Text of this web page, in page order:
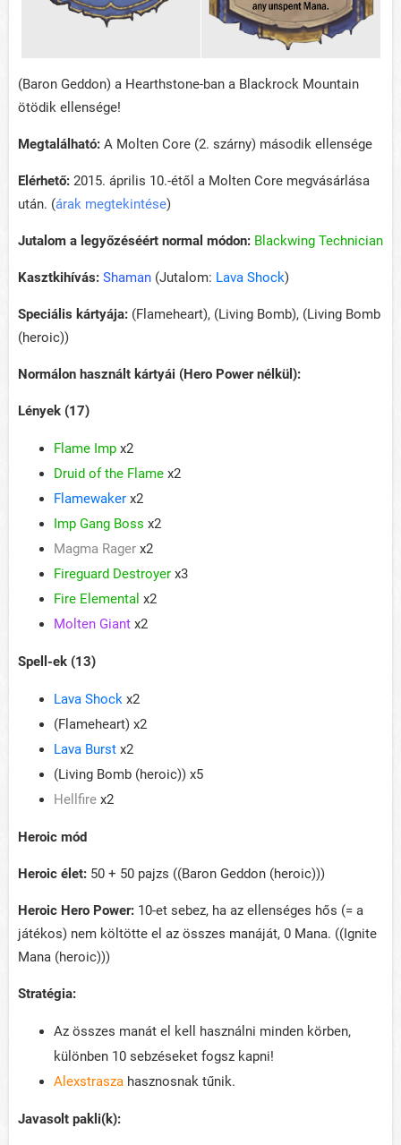
(Baron Geddon) a Hearthstone-ban a Blackrock Mountain
ötödik ellensége!
Megtalálható: A Molten Core (2. szárny) második ellensége
Elérhető: 2015. április 10.-étől a Molten Core megvásárlása
után. (árak megtekintése)
Jutalom a legyőzéséért normal módon: Blackwing Technician
Kasztkihívás: Shaman (Jutalom: Lava Shock)
Speciális kártyája: (Flameheart), (Living Bomb), (Living Bomb
(heroic))
Normálon használt kártyái (Hero Power nélkül):
Lények (17)
Flame Imp x2
Druid of the Flame x2
Flamewaker x2
Imp Gang Boss x2
Magma Rager x2
Fireguard Destroyer x3
Fire Elemental x2
Molten Giant x2
Spell-ek (13)
Lava Shock x2
(Flameheart) x2
Lava Burst x2
(Living Bomb (heroic)) x5
Hellfire x2
Heroic mód
Heroic élet: 50 + 50 pajzs ((Baron Geddon (heroic)))
Heroic Hero Power: 10-et sebez, ha az ellenséges hős (= a
játékos) nem költötte el az összes manáját, 0 Mana. ((Ignite
Mana (heroic)))
Stratégia:
Az összes manát el kell használni minden körben,
különben 10 sebzéseket fogsz kapni!
Alexstrasza hasznosnak tűnik.
Javasolt pakli(k):